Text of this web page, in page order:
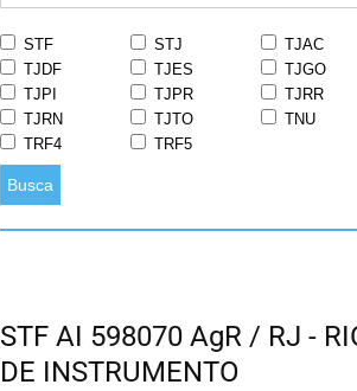
STF STJ TJAC
TJDF
TJES TJGO
TJPI
TJPR TJRR
TJRN
TJTO TNU
TRF4
TRF5
Busca
STF AI 598070 AgR / RJ -
DE INSTRUMENTO